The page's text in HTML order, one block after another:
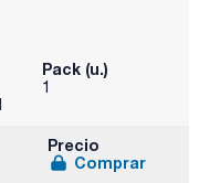
Pack (u.)
1
Precio
Comprar